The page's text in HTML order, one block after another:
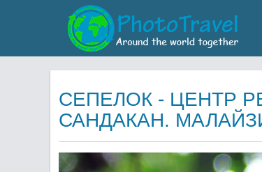
СЕПЕЛОК - ЦЕНТР
САНДАКАН.